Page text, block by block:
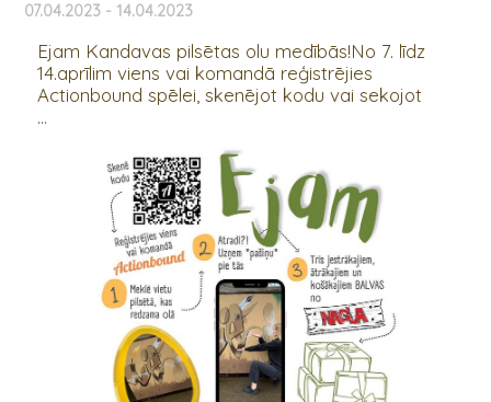
07.04.2023 - 14.04.2023
Ejam Kandavas pilsētas olu medībās!No 7. līdz
14.aprīlim viens vai komandā reģistrējies
Actionbound spēlei, skenējot kodu vai sekojot
...